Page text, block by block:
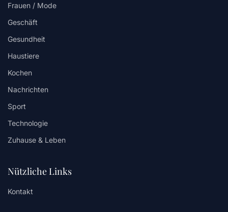
Frauen / Mode
Geschäft
Gesundheit
Haustiere
Kochen
Nachrichten
Sport
Technologie
Zuhause & Leben
Nützliche Links
Kontakt